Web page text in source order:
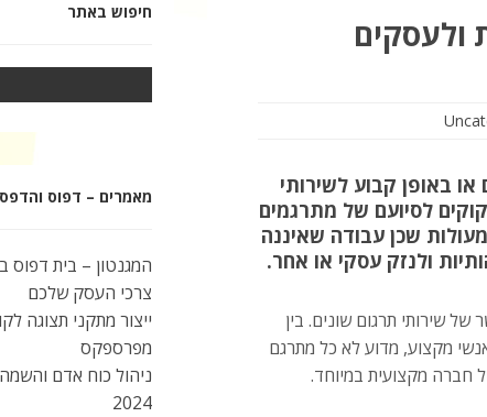
ולעסקים
באופן קבוע לשירותי
לסיועם של מתרגמים
שכן עבודה שאיננה
ולנזק עסקי או אחר.
שירותי תרגום שונים. בין
מקצוע, מדוע לא כל מתרגם
חברה מקצועית במיוחד.
חיפוש באתר
מאמרים – דפוס
המגנטון – בית דפוס
צרכי העסק שלכם
ייצור מתקני תצוגה
מפרספקס
ניהול כוח אדם
2024